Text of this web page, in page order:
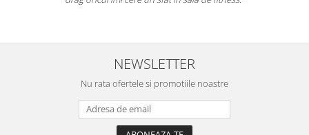
NEWSLETTER
Nu rata ofertele si promotiile noastre